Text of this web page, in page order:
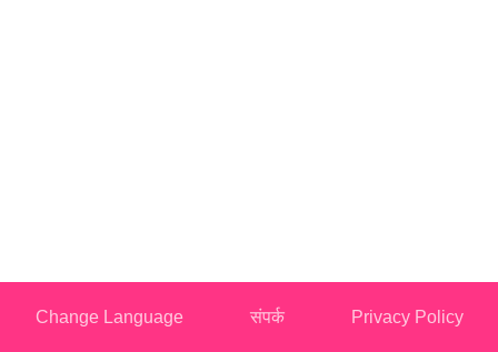
Change Language संपर्क Privacy Policy